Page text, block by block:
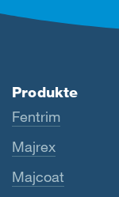
Produkte
Fentrim
Majrex
Majcoat